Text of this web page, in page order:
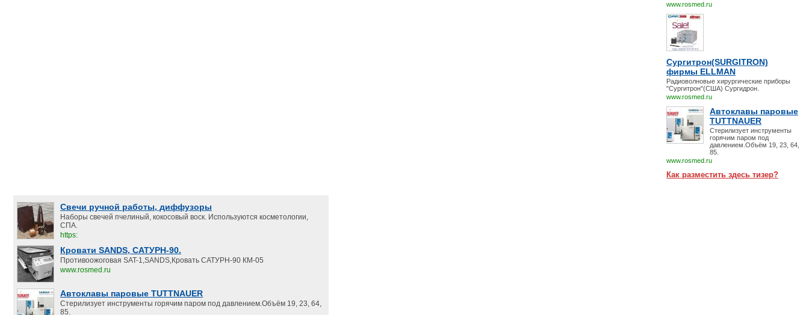
www.rosmed.ru
Сургитрон(SURGITRON)
фирмы ELLMAN
Радиоволновые хирургические приборы
"Сургитрон"(США) Сургидрон.
www.rosmed.ru
Автоклавы паровые
TUTTNAUER
Стерилизует инструменты
горячим паром под
давлением.Объём 19, 23, 64,
85.
www.rosmed.ru
Как разместить здесь тизер?
Свечи ручной работы, диффузоры
Наборы свечей пчелиный, кокосовый воск. Используются косметологии,
СПА.
https:
Кровати SANDS, САТУРН-90.
Противоожоговая SAT-1,SANDS,Кровать САТУРН-90 КМ-05
www.rosmed.ru
Автоклавы паровые TUTTNAUER
Стерилизует инструменты горячим паром под давлением.Объём 19, 23, 64,
85.